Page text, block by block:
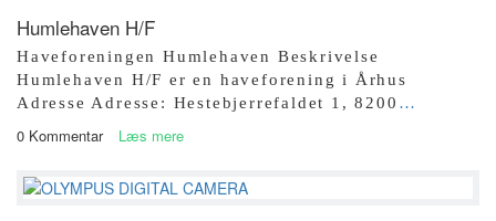
Humlehaven H/F
Haveforeningen Humlehaven Beskrivelse
Humlehaven H/F er en haveforening i Århus
Adresse Adresse: Hestebjerrefaldet 1, 8200 …
0 Kommentar Læs mere